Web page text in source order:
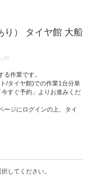
り） タイヤ館 大船
作業です。
/タイヤ館)での作業1台分単
すぐ予約」よりお進みくだ
ージにログインの上、タイ
してください。